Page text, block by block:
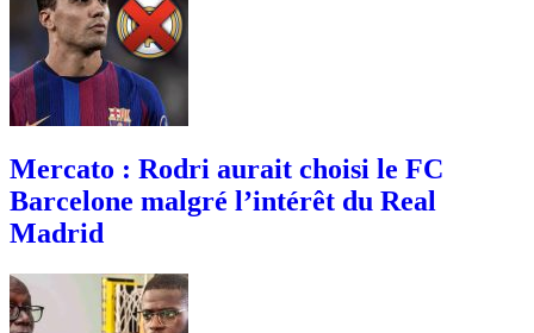
Mercato : Rodri aurait choisi le FC
Barcelone malgré l’intérêt du Real
Madrid